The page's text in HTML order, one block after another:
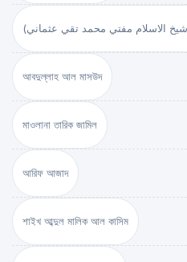
আবদুল্লাহ আল মাসউদ
মাওলানা তারিক জামিল
আরিফ আজাদ
শাইখ আব্দুল মালিক আল কাসিম